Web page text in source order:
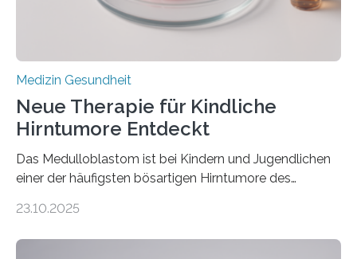
stark kontrahiert…
Medizin Gesundheit
Neue Therapie für Kindliche
Hirntumore Entdeckt
Das Medulloblastom ist bei Kindern und Jugendlichen
einer der häufigsten bösartigen Hirntumore des
Betroffenen können mit heutigen Methoden geheilt
23.10.2025